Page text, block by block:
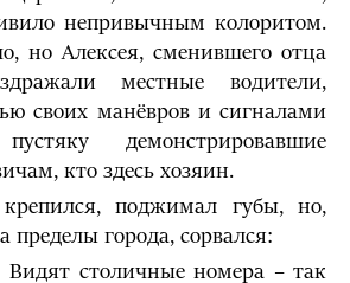
непривычным колоритом.
но Алексея, сменившего отца
местные водители,
своих манёвров и сигналами
демонстрировавшие
кто здесь хозяин.
крепился, поджимал губы, но,
пределы города, сорвался:
столичные номера – так